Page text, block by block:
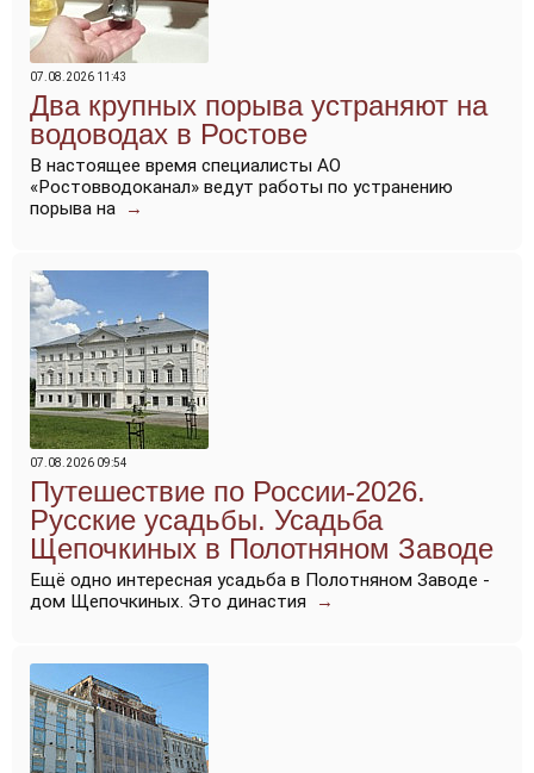
07.08.2026 11:43
Два крупных порыва устраняют на
водоводах в Ростове
В настоящее время специалисты АО
«Ростовводоканал» ведут работы по устранению
порыва на
→
07.08.2026 09:54
Путешествие по России-2026.
Русские усадьбы. Усадьба
Щепочкиных в Полотняном Заводе
Ещё одно интересная усадьба в Полотняном Заводе -
дом Щепочкиных. Это династия
→